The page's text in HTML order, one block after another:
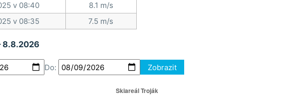
v 08:40
8.1 m/s
v 08:35
7.5 m/s
8.8.2026
Do: Zobrazit